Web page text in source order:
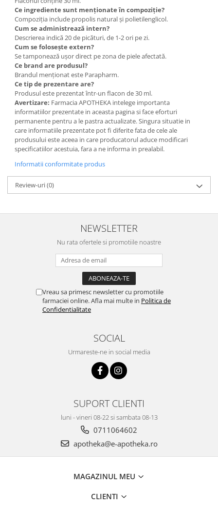
Ce ingrediente sunt menționate în compoziție?
Compoziția include propolis natural și polietilenglicol.
Cum se administrează intern?
Descrierea indică 20 de picături, de 1-2 ori pe zi.
Cum se folosește extern?
Se tamponează ușor direct pe zona de piele afectată.
Ce brand are produsul?
Brandul menționat este Parapharm.
Ce tip de prezentare are?
Produsul este prezentat într-un flacon de 30 ml.
Avertizare: Farmacia APOTHEKA intelege importanta
informatiilor prezentate in aceasta pagina si face eforturi
permanente pentru a le pastra actualizate. Singura situatie in
care informatiile prezentate pot fi diferite fata de cele ale
produsului este aceea in care producatorul aduce modificari
specificatiilor acestuia, fara a ne informa in prealabil.
Informatii conformitate produs
Review-uri(0)
NEWSLETTER
Nu rata ofertele si promotiile noastre
Vreau sa primesc newsletter cu promotiile
farmaciei online. Afla mai multe in Politica de
Confidentialitate
SOCIAL
Urmareste-ne in social media
SUPORT CLIENTI
luni - vineri 08-22 si sambata 08-13
0711064602
apotheka@e-apotheka.ro
MAGAZINUL MEU
CLIENTI